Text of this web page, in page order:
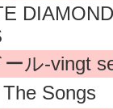
ル-vingt
Songs